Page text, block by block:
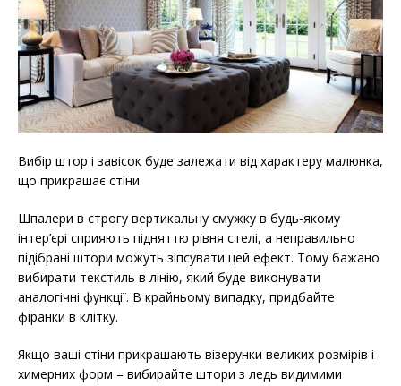
Вибір штор і завісок буде залежати від характеру малюнка,
що прикрашає стіни.
Шпалери в строгу вертикальну смужку в будь-якому
інтер’єрі сприяють підняттю рівня стелі, а неправильно
підібрані штори можуть зіпсувати цей ефект. Тому бажано
вибирати текстиль в лінію, який буде виконувати
аналогічні функції. В крайньому випадку, придбайте
фіранки в клітку.
Якщо ваші стіни прикрашають візерунки великих розмірів і
химерних форм – вибирайте штори з ледь видимими